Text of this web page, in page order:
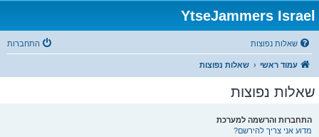
YtseJammers Israel
שאלות נפוצות התחברות
עמוד ראשי שאלות נפוצות
שאלות נפוצות
התחברות והרשמה למערכת
מדוע אני צריך להירשם?